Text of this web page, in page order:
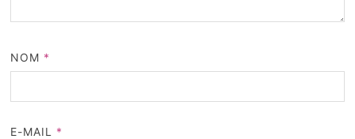
NOM *
E-MAIL *